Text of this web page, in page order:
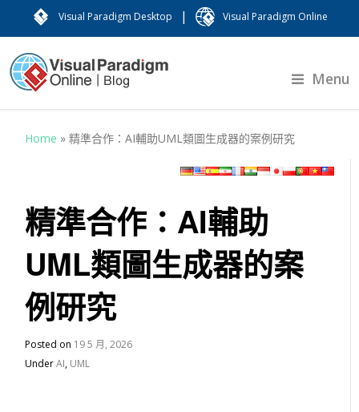
Visual Paradigm Desktop | Visual Paradigm Online
Menu
Home »精準合作：AI輔助UML類圖生成器的案例研究
精準合作：AI輔助
UML類圖生成器的案
例研究
Posted on 19 5 月, 2026
UnderAI, UML